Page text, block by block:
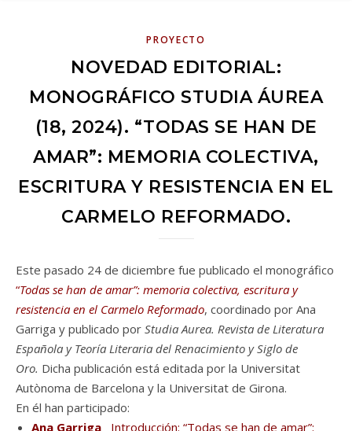
PROYECTO
NOVEDAD EDITORIAL:
MONOGRÁFICO STUDIA ÁUREA
(18, 2024). “TODAS SE HAN DE
AMAR”: MEMORIA COLECTIVA,
ESCRITURA Y RESISTENCIA EN EL
CARMELO REFORMADO.
Este pasado 24 de diciembre fue publicado el monográfico
“Todas se han de amar”: memoria colectiva, escritura y
resistencia en el Carmelo Reformado, coordinado por Ana
Garriga y publicado por Studia Aurea. Revista de Literatura
Española y Teoría Literaria del Renacimiento y Siglo de
Oro. Dicha publicación está editada por la Universitat
Autònoma de Barcelona y la Universitat de Girona.
En él han participado:
Ana Garriga
Introducción: “Todas se han de amar”: